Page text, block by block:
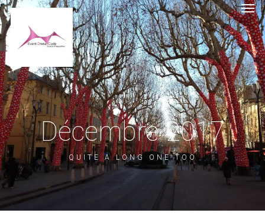
Décembre 2017
QUITE A LONG ONE TOO